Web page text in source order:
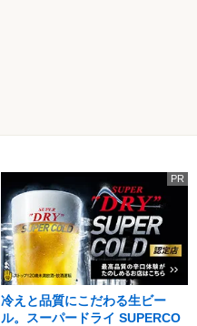
PR
冷えと品質にこだわる生ビー
ル。スーパードライ SUPERCO